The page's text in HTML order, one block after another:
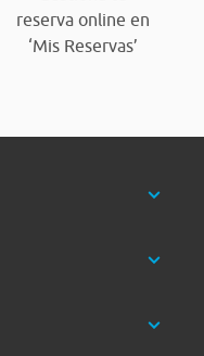
reserva online en
‘Mis Reservas’